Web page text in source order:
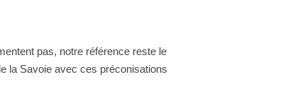
pas, notre référence reste le
la Savoie avec ces préconisations